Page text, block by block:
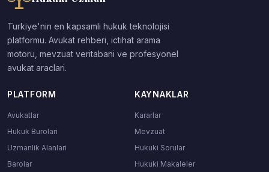
Turkiye'nin en kapsamli hukuk teknolojisi
platformu. Avukat rehberi, ictihat arama
motoru, mevzuat veritabani ve profesyonel
avukat araclari.
PLATFORM
Avukatlar
Hukuk Burolari
Uzmanlik Alanlari
Barolar
KAYNAKLAR
Kararlar
Mevzuat
Hukuki Sorular
Hukuki Makaleler